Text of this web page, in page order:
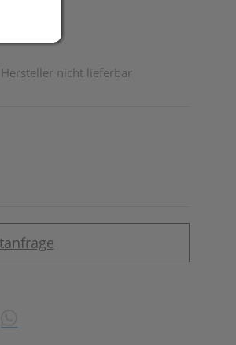
nicht lieferbar